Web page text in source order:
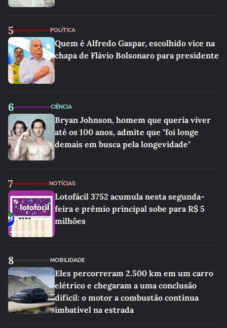
5 POLÍTICA
Quem é Alfredo Gaspar, escolhido vice na
chapa de Flávio Bolsonaro para presidente
6 CIÊNCIA
Bryan Johnson, homem que queria viver
até os 100 anos, admite que "foi longe
demais em busca pela longevidade"
7 NOTÍCIAS
Lotofácil 3752 acumula nesta segunda-
feira e prêmio principal sobe para R$ 5
milhões
8 MOBILIDADE
Eles percorreram 2.500 km em um carro
elétrico e chegaram a uma conclusão
difícil: o motor a combustão continua
imbatível na estrada